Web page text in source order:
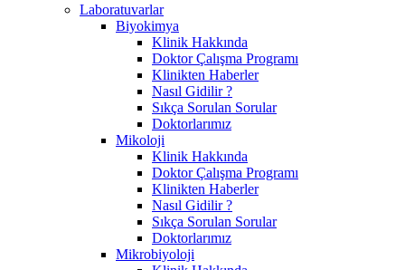
Laboratuvarlar
Biyokimya
Klinik Hakkında
Doktor Çalışma Programı
Klinikten Haberler
Nasıl Gidilir ?
Sıkça Sorulan Sorular
Doktorlarımız
Mikoloji
Klinik Hakkında
Doktor Çalışma Programı
Klinikten Haberler
Nasıl Gidilir ?
Sıkça Sorulan Sorular
Doktorlarımız
Mikrobiyoloji